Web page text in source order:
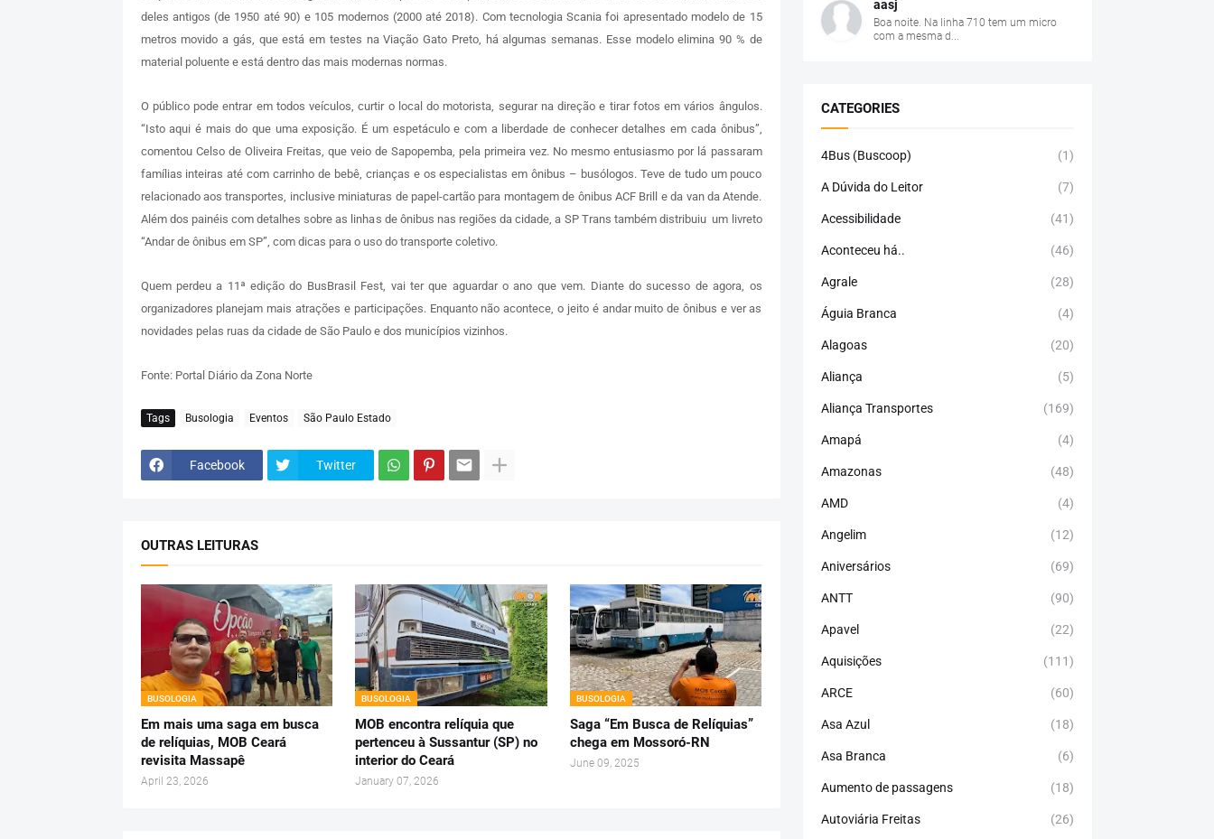
deles antigos (de 1950 até 90) e 105 modernos (2000 até 2018). Com tecnologia Scania foi apresentado modelo de 15
metros movido a gás, que está em testes na Viação Gato Preto, há algumas semanas. Esse modelo elimina 90 % de
material poluente e está dentro das mais modernas normas.
O público pode entrar em todos veículos, curtir o local do motorista, segurar na direção e tirar fotos em vários ângulos.
“Isto aqui é mais do que uma exposição. É um espetáculo e com a liberdade de conhecer detalhes em cada ônibus”,
comentou Celso de Oliveira Freitas, que veio de Sapopemba, pela primeira vez. No mesmo entusiasmo por lá passaram
famílias inteiras até com carrinho de bebê, crianças e os especialistas em ônibus – busólogos. Teve de tudo um pouco
relacionado aos transportes, inclusive miniaturas de papel-cartão para montagem de ônibus ACF Brill e da van da Atende.
Além dos painéis com detalhes sobre as linhas de ônibus nas regiões da cidade, a SP Trans também distribuiu um livreto
“Andar de ônibus em SP”, com dicas para o uso do transporte coletivo.
Quem perdeu a 11ª edição do BusBrasil Fest, vai ter que aguardar o ano que vem. Diante do sucesso de agora, os
organizadores planejam mais atrações e participações. Enquanto não acontece, o jeito é andar muito de ônibus e ver as
novidades pelas ruas da cidade de São Paulo e dos municípios vizinhos.
Fonte: Portal Diário da Zona Norte
Tags Busologia Eventos São Paulo Estado
Facebook Twitter
OUTRAS LEITURAS
BUSOLOGIA
Em mais uma saga em busca
de relíquias, MOB Ceará
revisita Massapê
April 23, 2026
BUSOLOGIA
MOB encontra relíquia que
pertenceu à Sussantur (SP) no
interior do Ceará
January 07, 2026
BUSOLOGIA
Saga “Em Busca de Relíquias”
chega em Mossoró-RN
June 09, 2025
aasj
Boa noite. Na linha 710 tem um micro
com a mesma d...
CATEGORIES
4Bus (Buscoop) (1)
A Dúvida do Leitor (7)
Acessibilidade (41)
Aconteceu há.. (46)
Agrale (28)
Águia Branca (4)
Alagoas (20)
Aliança (5)
Aliança Transportes (169)
Amapá (4)
Amazonas (48)
AMD (4)
Angelim (12)
Aniversários (69)
ANTT (90)
Apavel (22)
Aquisições (111)
ARCE (60)
Asa Azul (18)
Asa Branca (6)
Aumento de passagens (18)
Autoviária Freitas (26)